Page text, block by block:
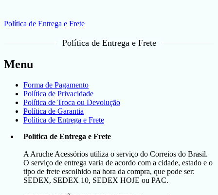
Política de Entrega e Frete
Política de Entrega e Frete
Menu
Forma de Pagamento
Política de Privacidade
Política de Troca ou Devolução
Política de Garantia
Política de Entrega e Frete
Política de Entrega e Frete
A Aruche Acessórios utiliza o serviço do Correios do Brasil.
O serviço de entrega varia de acordo com a cidade, estado e o
tipo de frete escolhido na hora da compra, que pode ser:
SEDEX, SEDEX 10, SEDEX HOJE ou PAC.